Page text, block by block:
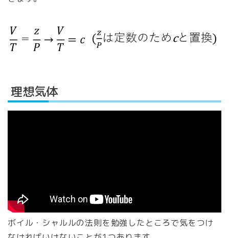
理想気体
ボイル・シャルルの法則を勉強したところで気をつけ